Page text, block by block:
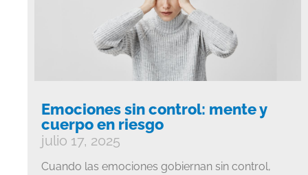
Emociones sin control: mente y
cuerpo en riesgo
julio 17, 2025
Cuando las emociones gobiernan sin control,